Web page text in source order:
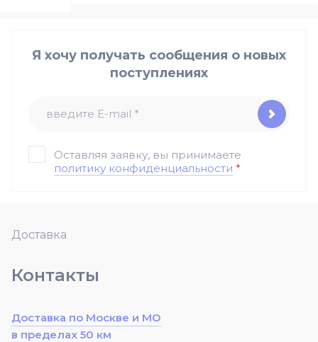
Доставка
Контакты
Доставка по Москве и МО
в пределах 50 км
Я хочу получать сообщения о новых
поступлениях
Оставляя заявку, вы принимаете
политику конфиденциальности *